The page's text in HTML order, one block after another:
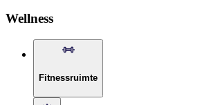
Wellness
Fitnessruimte